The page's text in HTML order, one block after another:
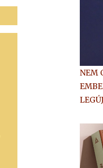
NEM